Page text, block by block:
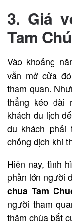
3. Giá
Tam
Vào khoảng
vẫn mở cửa
tham quan.
thẳng kéo dài
khách du lịch
du khách phải
chống dịch khi
Hiện nay, tình
phần lớn người
chua Tam
người tham
thăm chùa bất